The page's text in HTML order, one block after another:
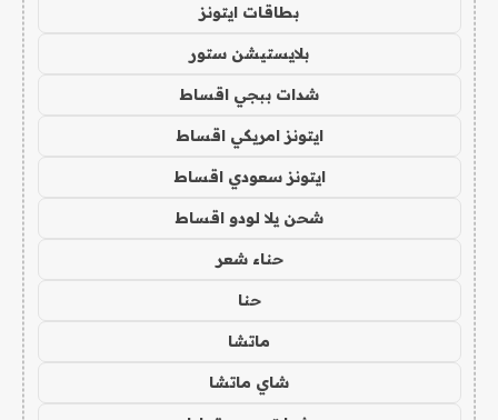
بطاقات ايتونز
بلايستيشن ستور
شدات ببجي اقساط
ايتونز امريكي اقساط
ايتونز سعودي اقساط
شحن يلا لودو اقساط
حناء شعر
حنا
ماتشا
شاي ماتشا